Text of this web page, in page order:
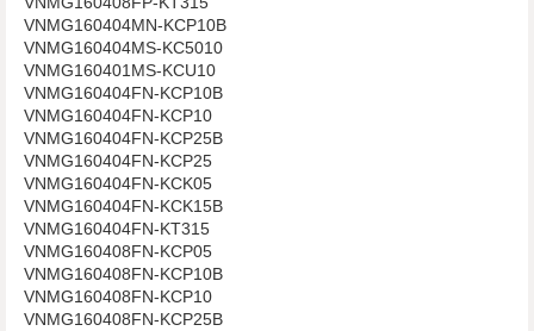
VNMG160404MN-KCP10B
VNMG160404MS-KC5010
VNMG160401MS-KCU10
VNMG160404FN-KCP10B
VNMG160404FN-KCP10
VNMG160404FN-KCP25B
VNMG160404FN-KCP25
VNMG160404FN-KCK05
VNMG160404FN-KCK15B
VNMG160404FN-KT315
VNMG160408FN-KCP05
VNMG160408FN-KCP10B
VNMG160408FN-KCP10
VNMG160408FN-KCP25B